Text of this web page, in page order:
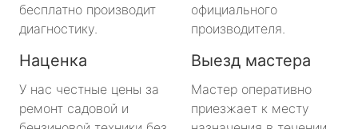
бесплатно производит
диагностику.
официального
производителя.
Наценка
У нас честные цены за
ремонт садовой и
Выезд мастера
Мастер оперативно
приезжает к месту